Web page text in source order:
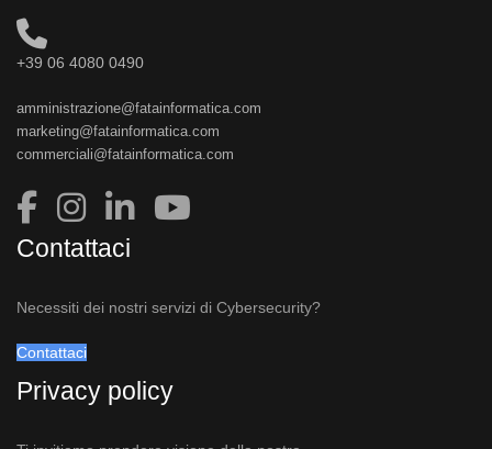
+39 06 4080 0490
amministrazione@fatainformatica.com
marketing@fatainformatica.com
commerciali@fatainformatica.com
Contattaci
Necessiti dei nostri servizi di Cybersecurity?
Contattaci
Privacy policy